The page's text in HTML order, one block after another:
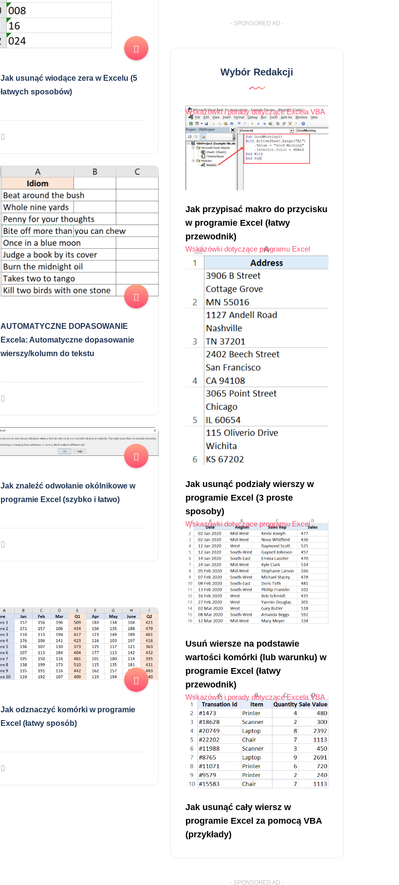
Jak usunąć wiodące zera w Excelu (5
łatwych sposobów)
AUTOMATYCZNE DOPASOWANIE
Excela: Automatyczne dopasowanie
wierszy/kolumn do tekstu
Jak znaleźć odwołanie okólnikowe w
programie Excel (szybko i łatwo)
Jak odznaczyć komórki w programie
Excel (łatwy sposób)
- SPONSORED AD -
Wybór Redakcji
Wskazówki i porady dotyczące Excela VBA
Jak przypisać makro do przycisku
w programie Excel (łatwy
przewodnik)
Wskazówki dotyczące programu Excel
Jak usunąć podziały wierszy w
programie Excel (3 proste
sposoby)
Wskazówki dotyczące programu Excel
Usuń wiersze na podstawie
wartości komórki (lub warunku) w
programie Excel (łatwy
przewodnik)
Wskazówki i porady dotyczące Excela VBA
Jak usunąć cały wiersz w
programie Excel za pomocą VBA
(przykłady)
- SPONSORED AD -